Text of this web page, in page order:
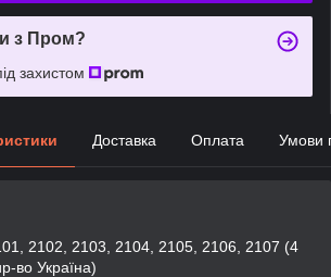
з Пром?
захистом
Доставка Оплата Умови
2102, 2103, 2104, 2105, 2106, 2107 (4
во Україна)